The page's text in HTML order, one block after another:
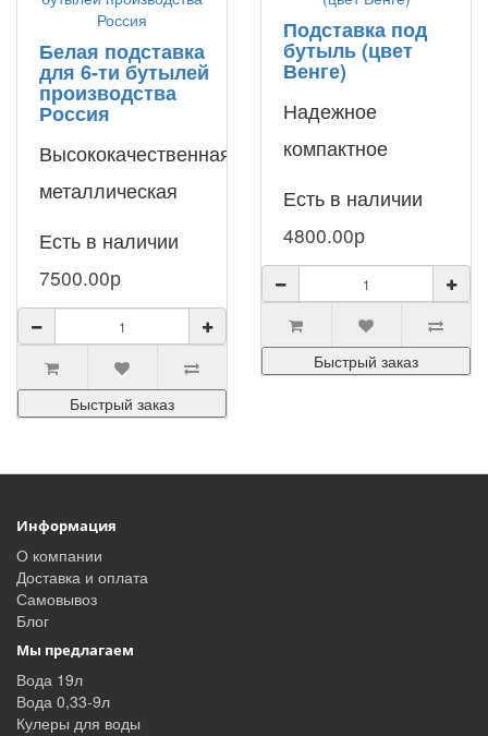
Белая подставка
для 6-ти бутылей
производства
Россия
Высококачественная
металлическая
6 пластиковых
бутылей на 19 лит..
Есть в наличии
7500.00р
Быстрый заказ
Подставка под
бутыль (цвет
Венге)
Надежное
компактное
металлоконструкций
для хранения
пластиковых
бутылей на 12 ..
Есть в наличии
4800.00р
Быстрый заказ
Информация
О компании
Доставка и оплата
Самовывоз
Блог
Мы предлагаем
Вода 19л
Вода 0,33-9л
Кулеры для воды